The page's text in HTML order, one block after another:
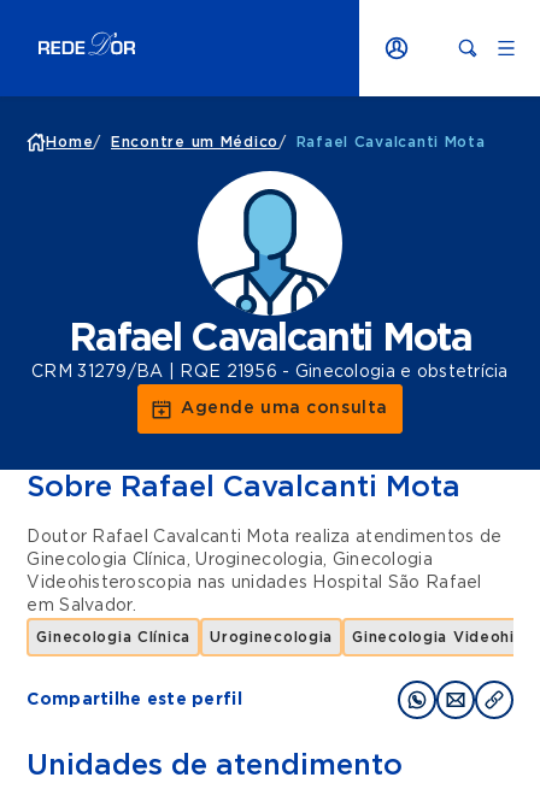
Home/ Encontre um Médico / Rafael Cavalcanti Mota
Rafael Cavalcanti Mota
CRM 31279/BA | RQE 21956 - Ginecologia e obstetrícia
Agende uma consulta
Sobre Rafael Cavalcanti Mota
Doutor Rafael Cavalcanti Mota realiza atendimentos de
Ginecologia Clínica,Uroginecologia, Ginecologia
Videohisteroscopia nas unidades Hospital São Rafael
emSalvador.
Ginecologia Clínica Uroginecologia Ginecologia
Compartilhe este perfil
Unidades de atendimento